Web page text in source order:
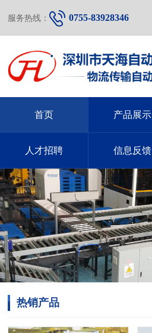
服务热线： 0755-83928346
首页 产品展示
人才招聘 信息反馈
热销产品